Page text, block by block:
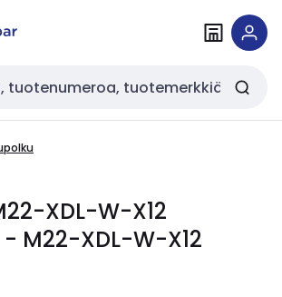
XDL-W-X12
M22-XDL-W-X12